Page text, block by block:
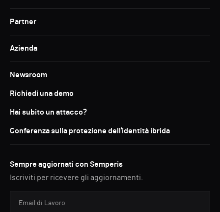
Partner
Azienda
Newsroom
Richiedi una demo
Hai subito un attacco?
Conferenza sulla protezione dell'identità ibrida
Sempre aggiornati con Semperis
Iscriviti per ricevere gli aggiornamenti.